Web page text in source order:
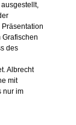
Präsentation
Grafischen
des
Albrecht
mit
nur im